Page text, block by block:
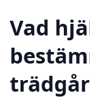
Vad